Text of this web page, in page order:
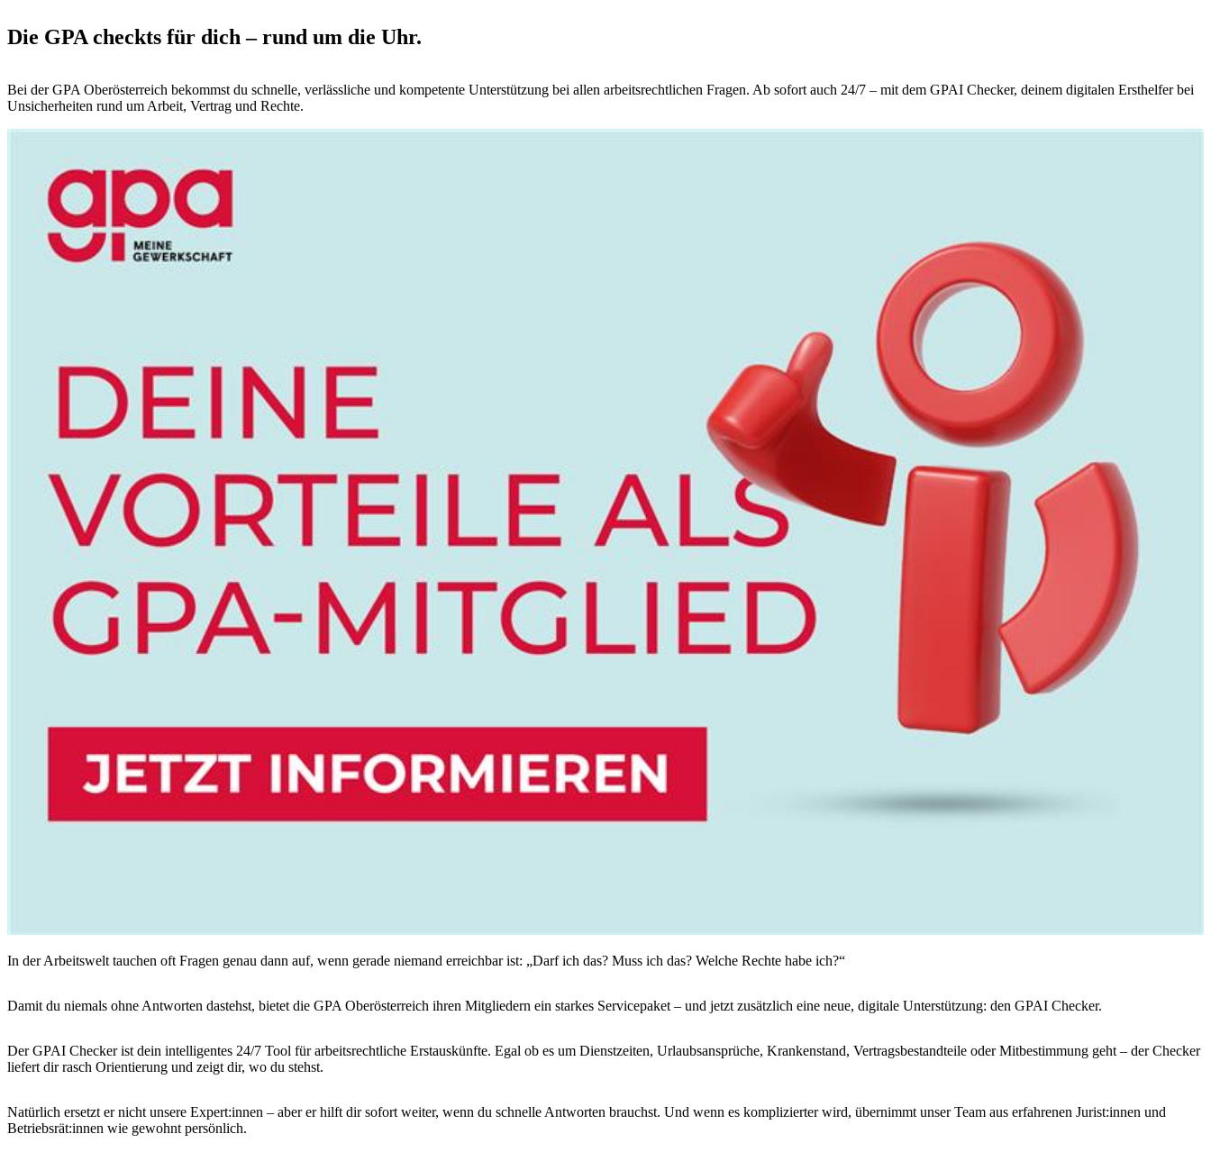
Die GPA checkts für dich – rund um die Uhr.
Bei der GPA Oberösterreich bekommst du schnelle, verlässliche und kompetente Unterstützung bei allen arbeitsrechtlichen Fragen. Ab sofort auch 24/7 – mit dem GPAI Checker, deinem digitalen Ersthelfer bei
Unsicherheiten rund um Arbeit, Vertrag und Rechte.
In der Arbeitswelt tauchen oft Fragen genau dann auf, wenn gerade niemand erreichbar ist: „Darf ich das? Muss ich das? Welche Rechte habe ich?“
Damit du niemals ohne Antworten dastehst, bietet die GPA Oberösterreich ihren Mitgliedern ein starkes Servicepaket – und jetzt zusätzlich eine neue, digitale Unterstützung: den GPAI Checker.
Der GPAI Checker ist dein intelligentes 24/7 Tool für arbeitsrechtliche Erstauskünfte. Egal ob es um Dienstzeiten, Urlaubsansprüche, Krankenstand, Vertragsbestandteile oder Mitbestimmung geht – der Checker
liefert dir rasch Orientierung und zeigt dir, wo du stehst.
Natürlich ersetzt er nicht unsere Expert:innen – aber er hilft dir sofort weiter, wenn du schnelle Antworten brauchst. Und wenn es komplizierter wird, übernimmt unser Team aus erfahrenen Jurist:innen und
Betriebsrät:innen wie gewohnt persönlich.